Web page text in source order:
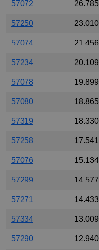
57072 26.785
57250 23.010
57074 21.456
57234 20.109
57078 19.899
57080 18.865
57319 18.330
57258 17.541
57076 15.134
57299 14.577
57271 14.433
57334 13.009
57290 12.940